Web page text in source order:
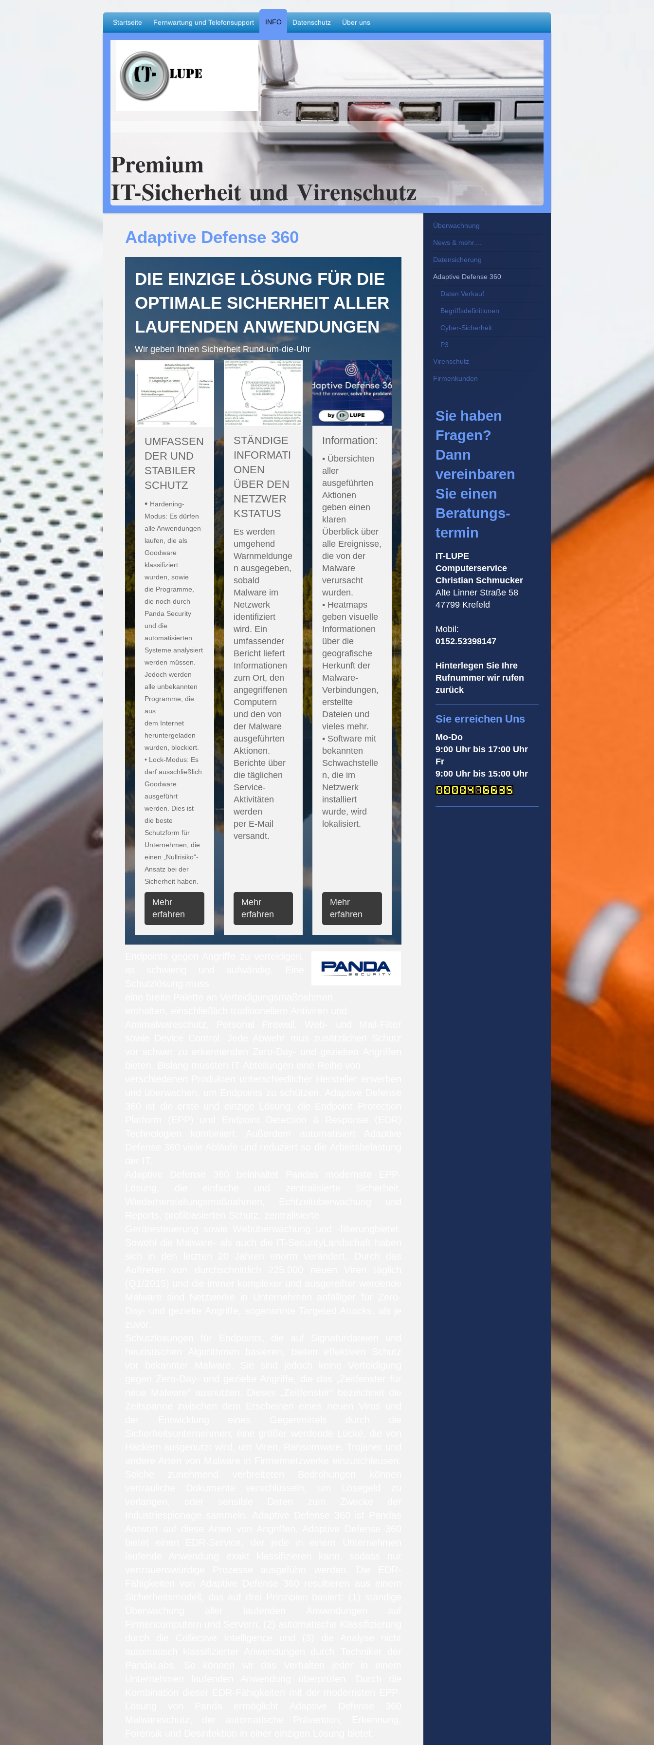
Startseite Fernwartung und Telefonsupport INFO Datenschutz Über uns
Premium
IT-Sicherheit und Virenschutz
Adaptive Defense 360
DIE EINZIGE LÖSUNG FÜR DIE
OPTIMALE SICHERHEIT ALLER
LAUFENDEN ANWENDUNGEN
Wir geben Ihnen Sicherheit Rund-um-die-Uhr
UMFASSEN
DER UND
STABILER
SCHUTZ
• Hardening-
Modus: Es dürfen
alle Anwendungen
laufen, die als
Goodware
klassifiziert
wurden, sowie
die Programme,
die noch durch
Panda Security
und die
automatisierten
Systeme analysiert
werden müssen.
Jedoch werden
alle unbekannten
Programme, die
aus
dem Internet
heruntergeladen
wurden, blockiert.
• Lock-Modus: Es
darf ausschließlich
Goodware
ausgeführt
werden. Dies ist
die beste
Schutzform für
Unternehmen, die
einen „Nullrisiko“-
Ansatz bei der
Sicherheit haben.
Mehr
erfahren
STÄNDIGE
INFORMATI
ONEN
ÜBER DEN
NETZWER
KSTATUS
Es werden
umgehend
Warnmeldunge
n ausgegeben,
sobald
Malware im
Netzwerk
identifiziert
wird. Ein
umfassender
Bericht liefert
Informationen
zum Ort, den
angegriffenen
Computern
und den von
der Malware
ausgeführten
Aktionen.
Berichte über
die täglichen
Service-
Aktivitäten
werden
per E-Mail
versandt.
Mehr
erfahren
Information:
• Übersichten
aller
ausgeführten
Aktionen
geben einen
klaren
Überblick über
alle Ereignisse,
die von der
Malware
verursacht
wurden.
• Heatmaps
geben visuelle
Informationen
über die
geografische
Herkunft der
Malware-
Verbindungen,
erstellte
Dateien und
vieles mehr.
• Software mit
bekannten
Schwachstelle
n, die im
Netzwerk
installiert
wurde, wird
lokalisiert.
Mehr
erfahren
Überwachnung
News & mehr....
Datensicherung
Adaptive Defense 360
Daten Verkauf
Begriffsdefinitionen
Cyber-Sicherheit
P3
Virenschutz
Firmenkunden
Sie haben
Fragen?
Dann
vereinbaren
Sie einen
Beratungs-
termin
IT-LUPE
Computerservice
Christian Schmucker
Alte Linner Straße 58
47799 Krefeld
Mobil:
0152.53398147
Hinterlegen Sie Ihre
Rufnummer wir rufen
zurück
Sie erreichen Uns
Mo-Do
9:00 Uhr bis 17:00 Uhr
Fr
9:00 Uhr bis 15:00 Uhr